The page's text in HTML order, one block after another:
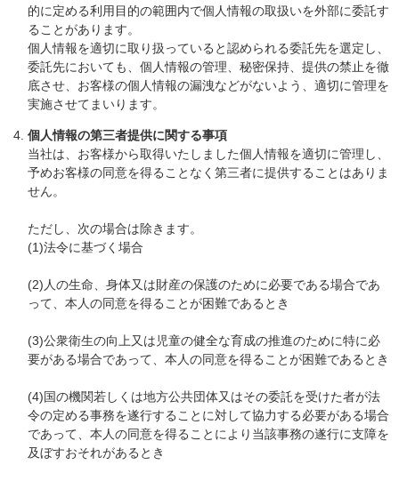
的に定める利用目的の範囲内で個人情報の取扱いを外部に委託す
ることがあります。
個人情報を適切に取り扱っていると認められる委託先を選定し、
委託先においても、個人情報の管理、秘密保持、提供の禁止を徹
底させ、お客様の個人情報の漏洩などがないよう、適切に管理を
実施させてまいります。
個人情報の第三者提供に関する事項
当社は、お客様から取得いたしました個人情報を適切に管理し、
予めお客様の同意を得ることなく第三者に提供することはありま
せん。
ただし、次の場合は除きます。
(1)法令に基づく場合
(2)人の生命、身体又は財産の保護のために必要である場合であ
って、本人の同意を得ることが困難であるとき
(3)公衆衛生の向上又は児童の健全な育成の推進のために特に必
要がある場合であって、本人の同意を得ることが困難であるとき
(4)国の機関若しくは地方公共団体又はその委託を受けた者が法
令の定める事務を遂行することに対して協力する必要がある場合
であって、本人の同意を得ることにより当該事務の遂行に支障を
及ぼすおそれがあるとき